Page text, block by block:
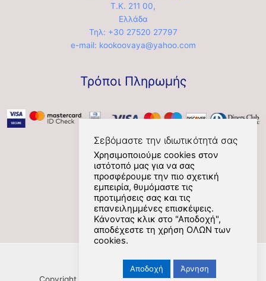
Τ.Κ. 211 00,
Ελλάδα
Τηλ: +30 27520 27797
e-mail: kookoovaya@yahoo.com
Τρόποι Πληρωμής
Social
Copyright [Nafplios] [2021] [kookoovaya.online] |
Σεβόμαστε την ιδιωτικότητά σας
Χρησιμοποιούμε cookies στον
ιστότοπό μας για να σας
προσφέρουμε την πιο σχετική
εμπειρία, θυμόμαστε τις
προτιμήσεις σας και τις
επανειλημμένες επισκέψεις.
Κάνοντας κλικ στο "Αποδοχή",
αποδέχεστε τη χρήση ΟΛΩΝ των
cookies.
Αποδοχή Άρνηση